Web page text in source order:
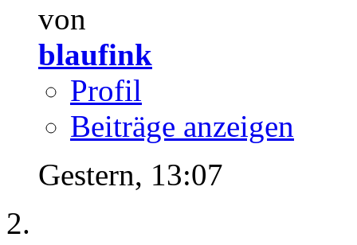
von
blaufink
Profil
Beiträge anzeigen
Gestern, 13:07